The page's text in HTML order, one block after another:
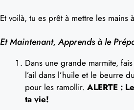
Et voilà, tu es prêt à mettre les mains
Et Maintenant, Apprends à le
Dans une grande marmite,
l’ail dans l’huile et le beurre
pour les ramollir. ALERTE :
ta vie!